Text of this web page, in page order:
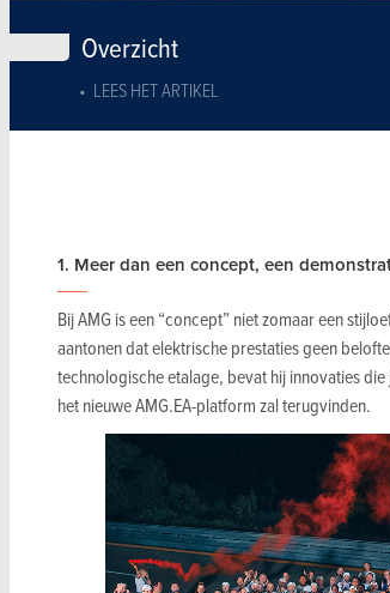
Overzicht
LEES HET ARTIKEL
1. Meer dan een concept, een
Bij AMG is een “concept” niet zomaar een
aantonen dat elektrische prestaties geen
technologische etalage, bevat hij innovaties
het nieuwe AMG.EA-platform zal terugvinden.